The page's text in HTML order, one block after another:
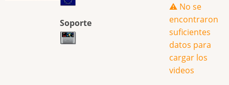
Soporte
⚠️ No se
encontraron
suficientes
datos para
cargar los
videos